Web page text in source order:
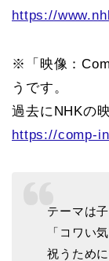
https://
※「映像：
うです。
過去にNHKの
https://comp-
テーマは
「コワい
祝うため